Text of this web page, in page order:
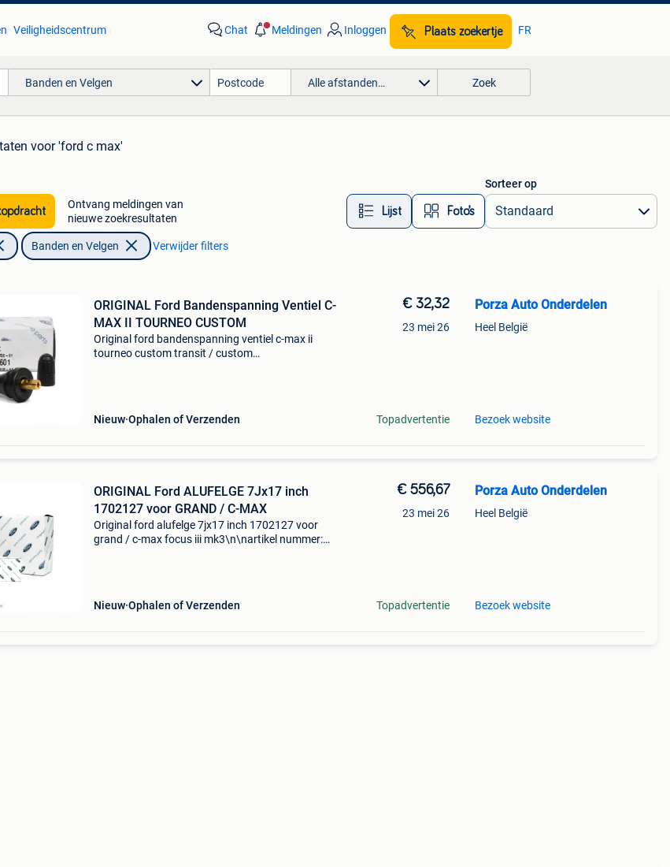
Veiligheidscentrum Chat Meldingen Inloggen Plaats zoekertje FR
Banden en Velgen Alle afstanden… Zoek
voor 'ford c max'
Ontvang meldingen van
nieuwe zoekresultaten
Lijst Foto’s
Sorteer op
Banden en Velgen Verwijder filters
ORIGINAL Ford Bandenspanning Ventiel C-
MAX II TOURNEO CUSTOM
Original ford bandenspanning ventiel c-max ii
tourneo custom transit / custom
Nieuw Ophalen of Verzenden
€ 32,32
23 mei 26
Topadvertentie
Porza Auto Onderdelen
Heel België
Bezoek website
ORIGINAL Ford ALUFELGE 7Jx17 inch
1702127 voor GRAND / C-MAX
Original ford alufelge 7jx17 inch 1702127 voor
grand / c-max focus iii mk3\n\nartikel nummer:
Nieuw Ophalen of Verzenden
€ 556,67
23 mei 26
Topadvertentie
Porza Auto Onderdelen
Heel België
Bezoek website